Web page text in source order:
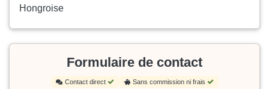
Hongroise
Formulaire de contact
Contact direct Sans commission ni frais